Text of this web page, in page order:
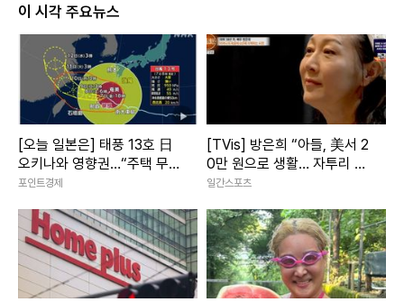
이 시각 주요뉴스
[오늘 일본은] 태풍 13호 日
오키나와 영향권…“주택 무너
질 강풍” 최대 200㎜ 폭우
포인트경제
[TVis] 방은희 “아들, 美서 2
0만 원으로 생활… 자투리 고
기 먹는다고” 눈물 (특종세
일간스포츠